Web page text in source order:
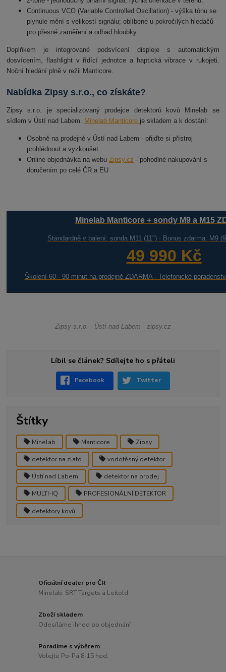
Continuous VCO (Variable Controlled Oscillation) - výška tónu se
plynule mění s velikostí signálu; oblíbené u pokročilých hledačů
pro přesné zaměření a odhad hloubky.
Doplňkem je integrované podsvícení displeje s automatickým
dosvícením, flashlight v řídící jednotce a haptická vibrace v rukojeti.
Noční hledání plně v režii Manticore.
Nabídka Zipsy s.r.o., co získáte?
Zipsy s.r.o. je specializovaný prodejce detektorů kovů Minelab se
sídlem v Ústí nad Labem. Minelab Manticore je skladem a k dostání:
Osobně na prodejně v Ústí nad Labem - přijďte si přístroj
prohlédnout a vyzkoušet.
Online objednávka na webuZipsy.cz - pohodlné nakupování s
doručením po celé ČR a EU
Minelab Manticore + sondy M9 a M15
Standardně v balení: sonda M11 (11") · Bonus zdarma: M9
49 990 Kč
Školení 60 - 90 minut na prodejně ZDARMA · Telefonické
Zipsy s.r.o. · Ústí nad Labem · zipsy.cz
Líbil se článek? Sdílejte ho s přáteli
Facebook Twitter
Štítky
Minelab Manticore Zipsy
detektor na zlato vodotěsný detektor
Ústí nad Labem detektor na prodej
MULTI-IQ PROFESIONÁLNÍ DETEKTOR
detektory kovů
Oficiální dealer pro ČR
Minelab, SRT Targets a Leitold
Zboží skladem
Odesíláme ihned po objednání
Poradíme s výběrem
Volejte Po-Pá 8-15 hod.